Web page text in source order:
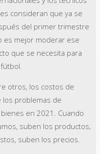
consideran que ya se
del primer trimestre
es mejor moderar ese
que se necesita para
otros, los costos de
problemas de
en 2021. Cuando
suben los productos,
suben los precios.